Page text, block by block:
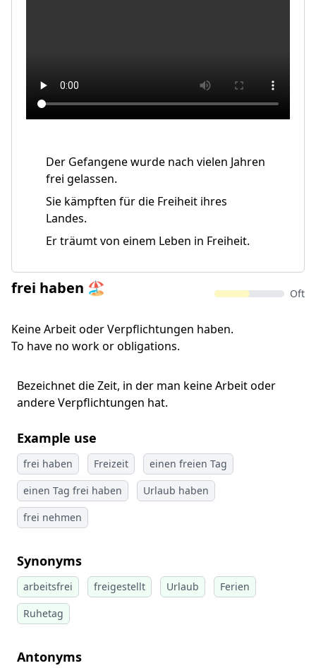
Der Gefangene wurde nach vielen Jahren
frei gelassen.
Sie kämpften für die Freiheit ihres
Landes.
Er träumt von einem Leben in Freiheit.
frei haben 🏖️ Oft
Keine Arbeit oder Verpflichtungen haben.
To have no work or obligations.
Bezeichnet die Zeit, in der man keine Arbeit oder
andere Verpflichtungen hat.
Example use
frei haben Freizeit
einen freien Tag
einen Tag frei haben
Urlaub haben
frei nehmen
Synonyms
arbeitsfrei freigestellt Urlaub
Ferien
Ruhetag
Antonyms